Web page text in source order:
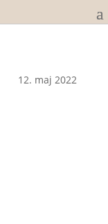
12. maj 2022